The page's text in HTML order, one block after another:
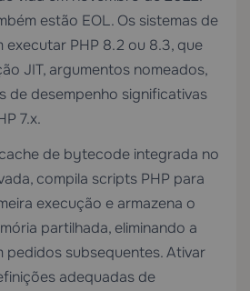
estão EOL. Os sistemas de
executar PHP 8.2 ou 8.3, que
JIT, argumentos nomeados,
de desempenho significativas
7.x.
de bytecode integrada no
compila scripts PHP para
execução e armazena o
partilhada, eliminando a
pedidos subsequentes. Ativar
adequadas de